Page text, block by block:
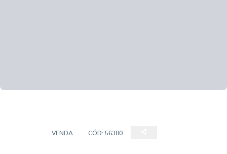
VENDA CÓD: 56380